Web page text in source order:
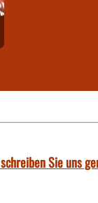
Sie uns